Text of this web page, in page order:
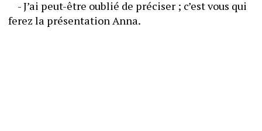
	- J’ai peut-être oublié de préciser ; c’est vous qui